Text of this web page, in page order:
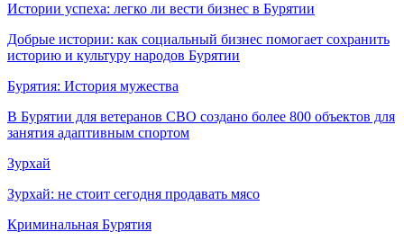
Истории успеха: легко ли вести бизнес в Бурятии
Добрые истории: как социальный бизнес помогает сохранить
историю и культуру народов Бурятии
Бурятия: История мужества
В Бурятии для ветеранов СВО создано более 800 объектов для
занятия адаптивным спортом
Зурхай
Зурхай: не стоит сегодня продавать мясо
Криминальная Бурятия